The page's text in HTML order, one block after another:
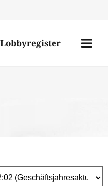
Lobbyregister
Menü